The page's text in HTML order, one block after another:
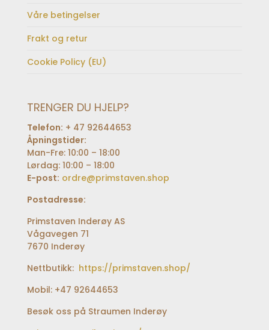
Våre betingelser
Frakt og retur
Cookie Policy (EU)
TRENGER DU HJELP?
Telefon: + 47 92644653
Åpningstider:
Man-Fre: 10:00 – 18:00
Lørdag: 10:00 – 18:00
E-post: ordre@primstaven.shop
Postadresse:
Primstaven Inderøy AS
Vågavegen 71
7670 Inderøy
Nettbutikk: https://primstaven.shop/
Mobil: +47 92644653
Besøk oss på Straumen Inderøy